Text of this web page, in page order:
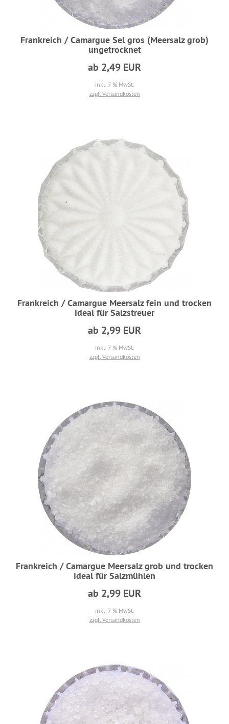
Frankreich / Camargue Sel gros (Meersalz grob)
ungetrocknet
ab 2,49 EUR
inkl. 7 % MwSt.
zzgl. Versandkosten
Frankreich / Camargue Meersalz fein und trocken
ideal für Salzstreuer
ab 2,99 EUR
inkl. 7 % MwSt.
zzgl. Versandkosten
Frankreich / Camargue Meersalz grob und trocken
ideal für Salzmühlen
ab 2,99 EUR
inkl. 7 % MwSt.
zzgl. Versandkosten